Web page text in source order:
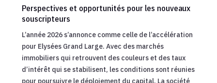
Perspectives et opportunités pour les nouveaux
souscripteurs
L’année 2026 s’annonce comme celle de l’accélération
pour Elysées Grand Large. Avec des marchés
immobiliers qui retrouvent des couleurs et des taux
d’intérêt qui se stabilisent, les conditions sont réunies
pour poursuivre le déploiement du capital. La société